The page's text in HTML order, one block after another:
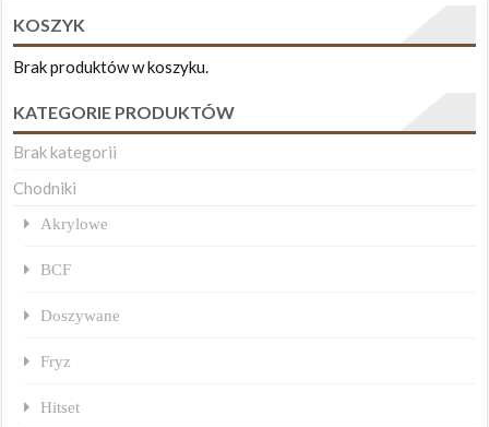
KOSZYK
Brak produktów w koszyku.
KATEGORIE PRODUKTÓW
Brak kategorii
Chodniki
Akrylowe
BCF
Doszywane
Fryz
Hitset